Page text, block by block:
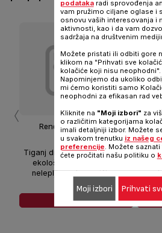
Renewal Tiganj 28 cm
C4260643
Tiganj dizajniran u skladu sa
ekološkim pristupom sa
nelepljivom keramičkom
POGLEDAJ JOŠ
‹
podatakaradi sprovođenja
vam pružimo ciljane oglase i
osnovu vaših interesovanja i
aktivnosti, kao i da vam
sadržaja na društvenim
Možete pristati ili odbiti gore
klikom na "Prihvati sve
kolačiće koji nisu neophodni".
Napominjemo da ukoliko
mi ćemo koristiti samo
neophodni za efikasan rad
Kliknite na "Moji izbori" za
o različitim kategorijama
imali detaljniji izbor. Možete
u svakom trenutku iz našeg
preferencije. Možete
ćete pročitati našu politiku o
Moji izbori Prihvati